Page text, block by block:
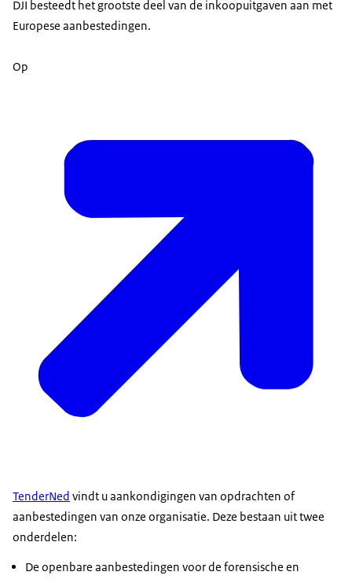
DJI besteedt het grootste deel van de inkoopuitgaven aan met
Europese aanbestedingen.
Op
TenderNed vindt u aankondigingen van opdrachten of
aanbestedingen van onze organisatie. Deze bestaan uit twee
onderdelen:
De openbare aanbestedingen voor de forensische en